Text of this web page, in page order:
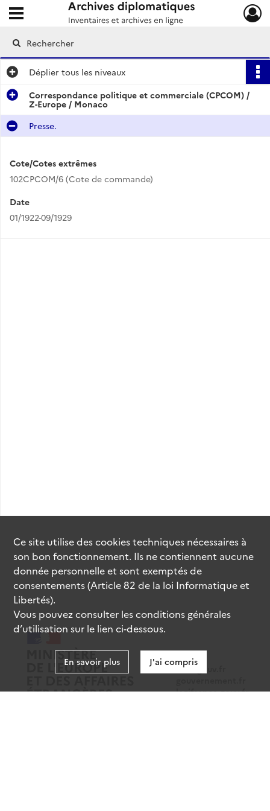
Archives diplomatiques
Ouvrir le menu déroulant
Déplier tous les niveaux
Correspondance politique et commerciale (CPCOM) /
Z-Europe / Monaco
Presse.
Cote/Cotes extrêmes
102CPCOM/6 (Cote de commande)
Date
01/1922-09/1929
data.gouv.fr
legifrance.gouv.fr
Ce site utilise descookiestechniques nécessaires à
son bon fonctionnement. Ils ne contiennent aucune
donnée personnelle et sont exemptés de
consentements (Article 82 de la loi Informatique et
Libertés).
Vous pouvez consulter les conditions générales
d’utilisation sur le lien ci-dessous.
En savoir plus J'ai compris